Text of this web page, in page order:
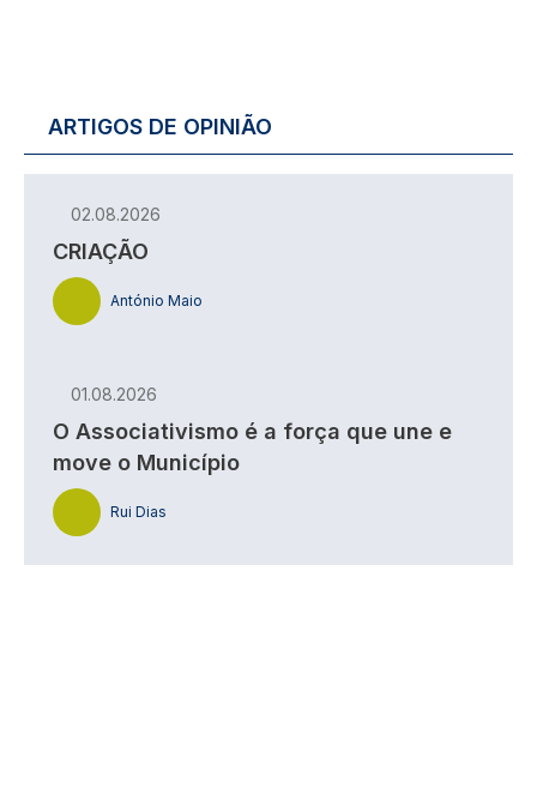
ARTIGOS DE OPINIÃO
02.08.2026
CRIAÇÃO
António Maio
01.08.2026
O Associativismo é a força que une e
move o Município
Rui Dias